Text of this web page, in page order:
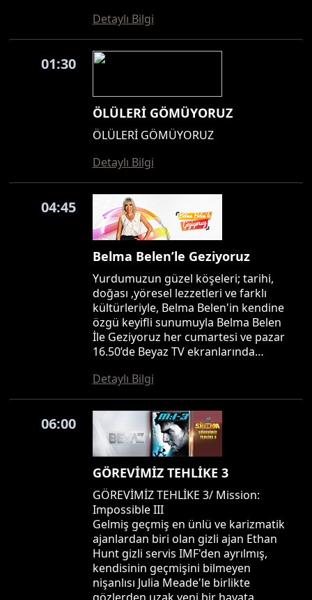
Detaylı Bilgi
01:30
ÖLÜLERİ GÖMÜYORUZ
ÖLÜLERİ GÖMÜYORUZ
Detaylı Bilgi
04:45
Belma Belen’le Geziyoruz
Yurdumuzun güzel köşeleri; tarihi,
doğası ,yöresel lezzetleri ve farklı
kültürleriyle, Belma Belen'in kendine
özgü keyifli sunumuyla Belma Belen
İle Geziyoruz her cumartesi ve pazar
16.50’de Beyaz TV ekranlarında…
Detaylı Bilgi
06:00
GÖREVİMİZ TEHLİKE 3
GÖREVİMİZ TEHLİKE 3/ Mission:
Impossible III
Gelmiş geçmiş en ünlü ve karizmatik
ajanlardan biri olan gizli ajan Ethan
Hunt gizli servis IMF'den ayrılmış,
kendisinin geçmişini bilmeyen
nişanlısı Julia Meade'le birlikte